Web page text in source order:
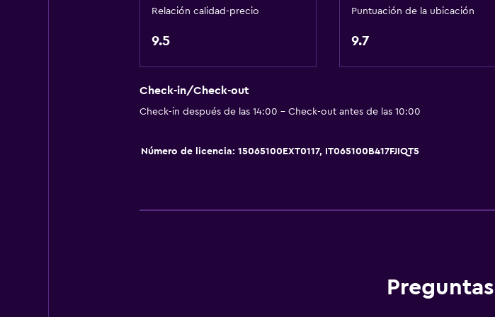
Papel higiénico
Cepillo de dientes
Baño privado
Auto de alquiler
Relación calidad-precio
9.5
Puntuación de la ubicación
9.7
Check-in/Check-out
Check-in después de las 14:00 - Check-out antes de las 10:00
Número de licencia: 15065100EXT0117, IT065100B417FJIQT5